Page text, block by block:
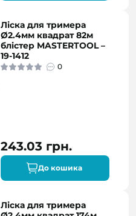
Ліска для тримера
Ø2.4мм квадрат 82м
блістер MASTERTOOL –
19-1412
0
243.03 грн.
До кошика
Ліска для тримера